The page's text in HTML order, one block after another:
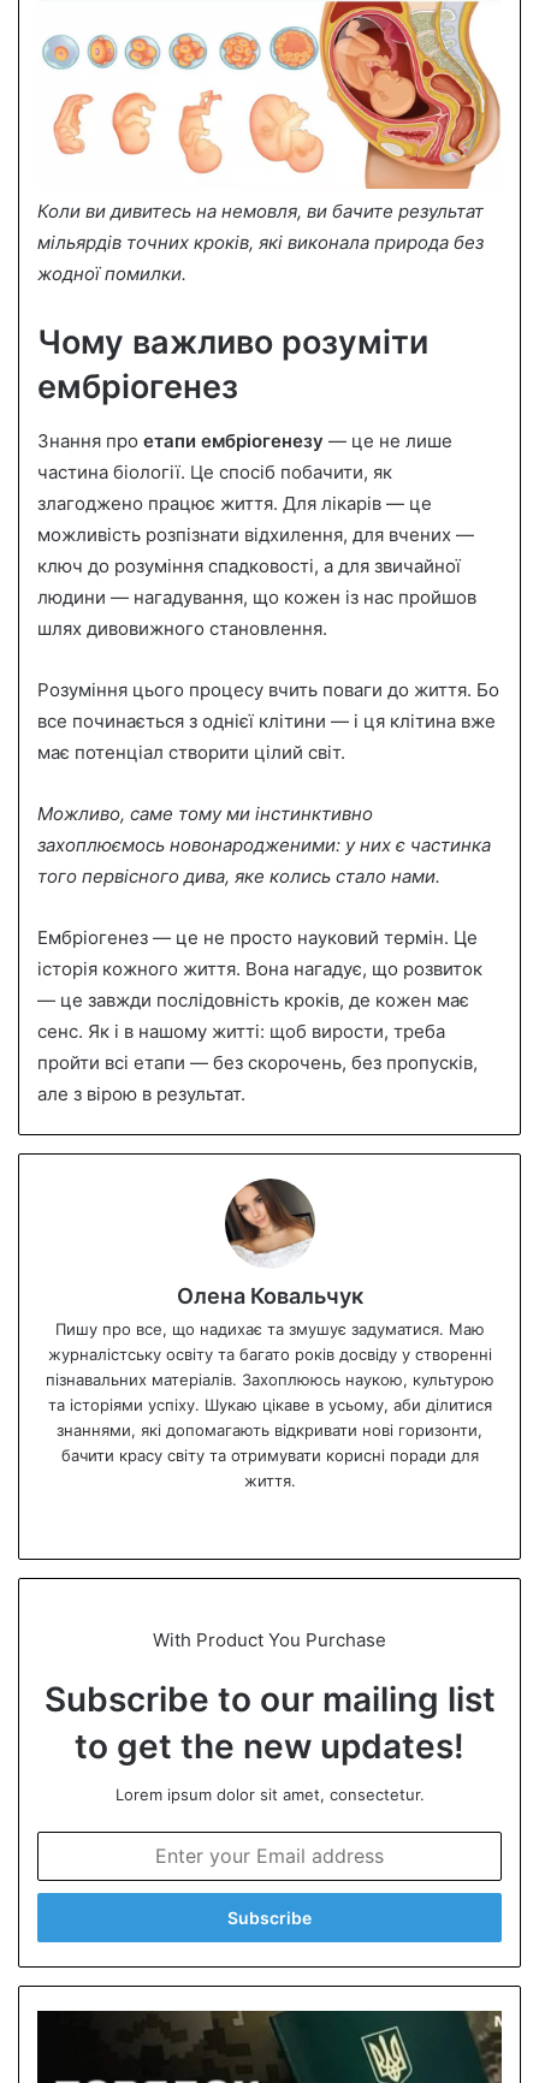
Коли ви дивитесь на немовля, ви бачите результат
мільярдів точних кроків, які виконала природа без
жодної помилки.
Чому важливо розуміти
ембріогенез
Знання про етапи ембріогенезу — це не лише
частина біології. Це спосіб побачити, як
злагоджено працює життя. Для лікарів — це
можливість розпізнати відхилення, для вчених —
ключ до розуміння спадковості, а для звичайної
людини — нагадування, що кожен із нас пройшов
шлях дивовижного становлення.
Розуміння цього процесу вчить поваги до життя. Бо
все починається з однієї клітини — і ця клітина вже
має потенціал створити цілий світ.
Можливо, саме тому ми інстинктивно
захоплюємось новонародженими: у них є частинка
того первісного дива, яке колись стало нами.
Ембріогенез — це не просто науковий термін. Це
історія кожного життя. Вона нагадує, що розвиток
— це завжди послідовність кроків, де кожен має
сенс. Як і в нашому житті: щоб вирости, треба
пройти всі етапи — без скорочень, без пропусків,
але з вірою в результат.
Олена Ковальчук
Пишу про все, що надихає та змушує задуматися. Маю
журналістську освіту та багато років досвіду у створенні
пізнавальних матеріалів. Захоплююсь наукою, культурою
та історіями успіху. Шукаю цікаве в усьому, аби ділитися
знаннями, які допомагають відкривати нові горизонти,
бачити красу світу та отримувати корисні поради для
життя.
te
With Product You Purchase
Subscribe to our mailing list
to get the new updates!
Lorem ipsum dolor sit amet, consectetur.
t
r
y